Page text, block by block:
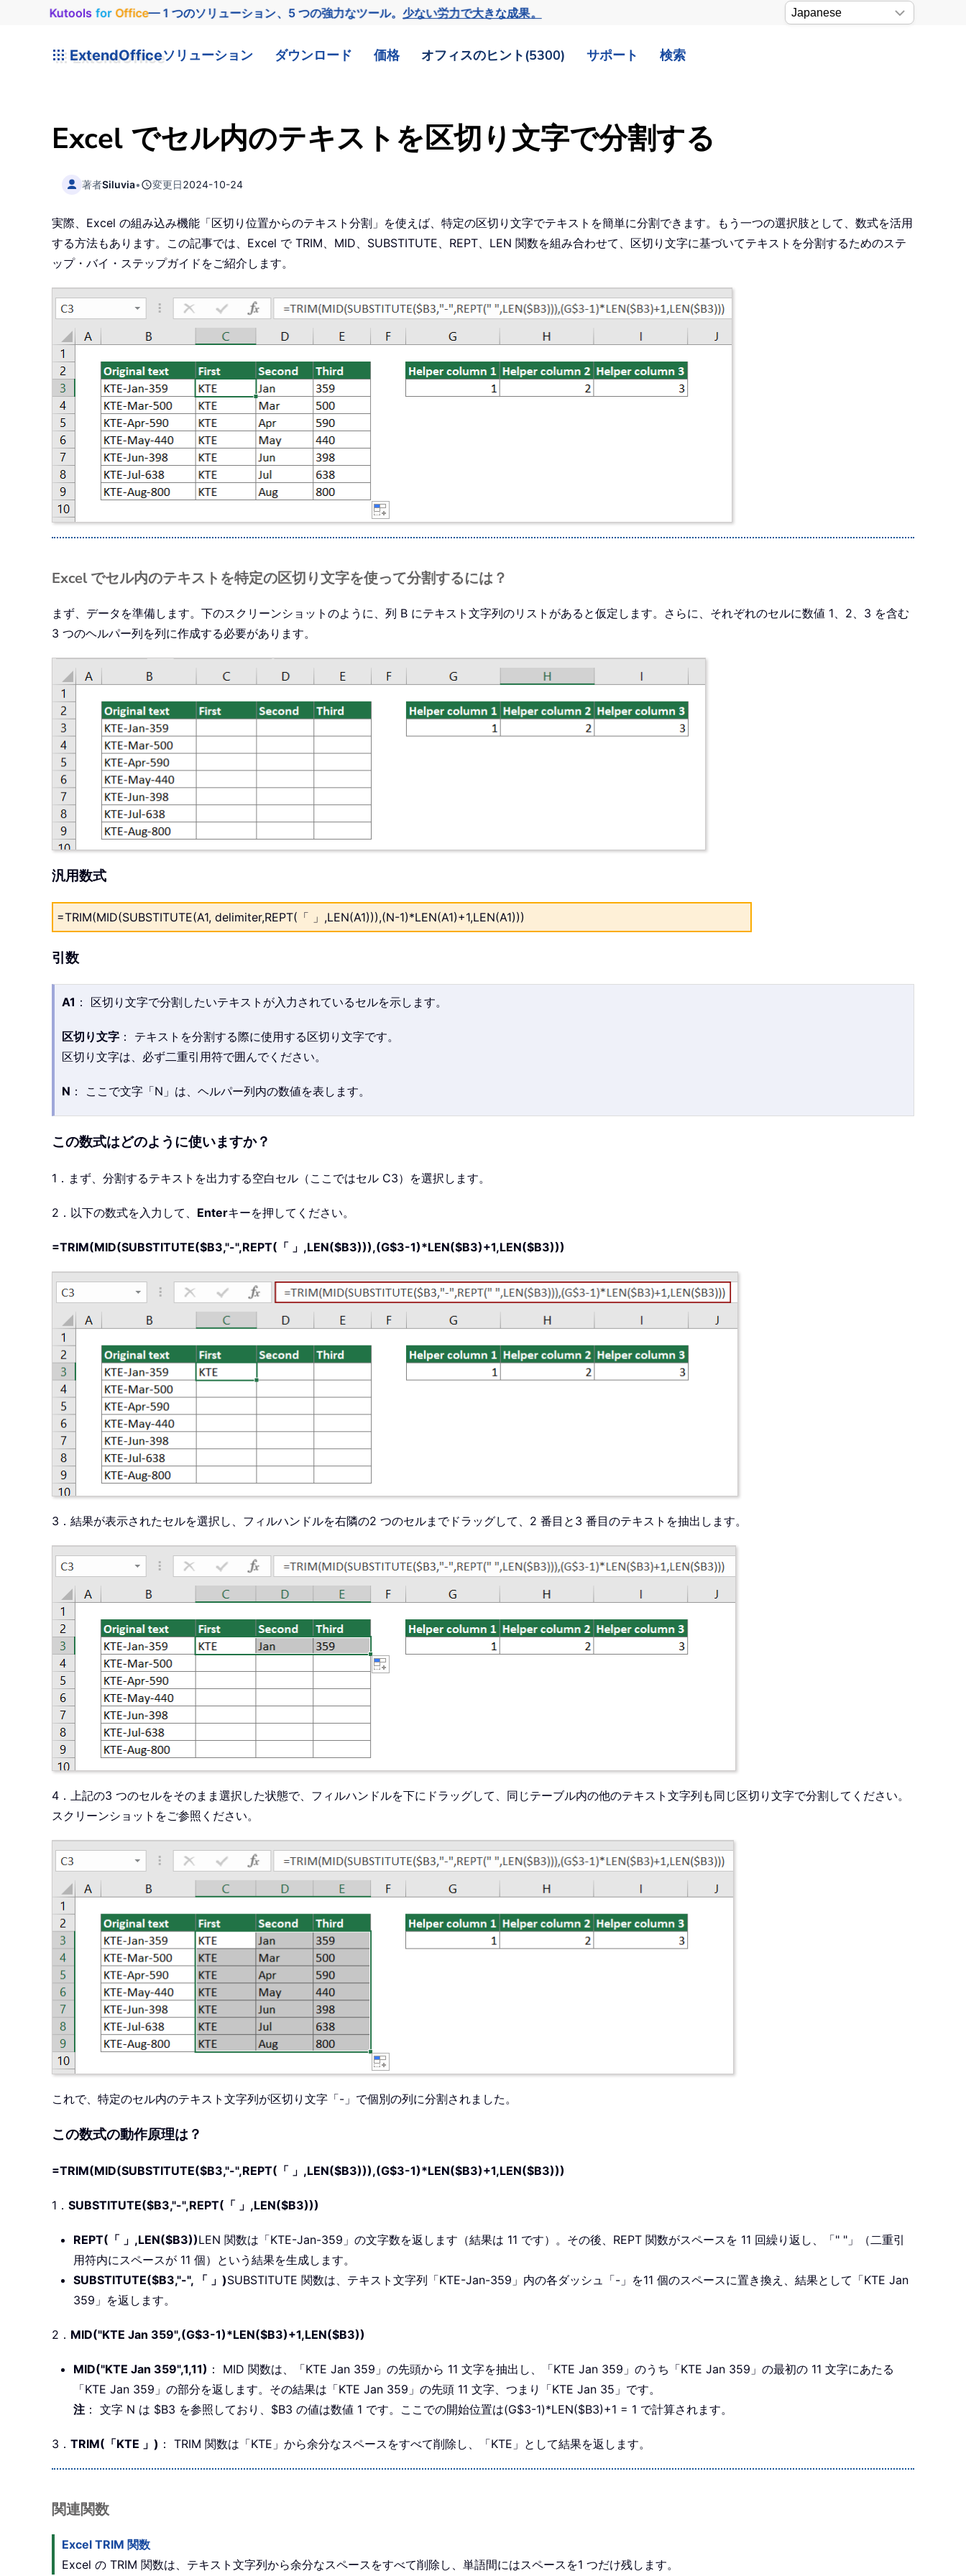
Kutools for Office— 1 つのソリューション、5 つの強力なツール。少ない労力で大きな成果。
ExtendOfficeソリューション ダウンロード 価格 オフィスのヒント(5300) サポート 検索
Excel でセル内のテキストを区切り文字で分割する
著者Siluvia• 変更日2024-10-24
実際、Excel の組み込み機能「区切り位置からのテキスト分割」を使えば、特定の区切り文字でテキストを簡単に分割できます。もう一つの選択肢として、数式を活用
する方法もあります。この記事では、Excel で TRIM、MID、SUBSTITUTE、REPT、LEN 関数を組み合わせて、区切り文字に基づいてテキストを分割するためのステ
ップ・バイ・ステップガイドをご紹介します。
Excel でセル内のテキストを特定の区切り文字を使って分割するには？
まず、データを準備します。下のスクリーンショットのように、列 B にテキスト文字列のリストがあると仮定します。さらに、それぞれのセルに数値 1、2、3 を含む
3 つのヘルパー列を列に作成する必要があります。
汎用数式
=TRIM(MID(SUBSTITUTE(A1, delimiter,REPT(「 」,LEN(A1))),(N-1)*LEN(A1)+1,LEN(A1)))
引数
A1 ： 区切り文字で分割したいテキストが入力されているセルを示します。
区切り文字 ： テキストを分割する際に使用する区切り文字です。
区切り文字は、必ず二重引用符で囲んでください。
N ： ここで文字「N」は、ヘルパー列内の数値を表します。
この数式はどのように使いますか？
1．まず、分割するテキストを出力する空白セル（ここではセル C3）を選択します。
2．以下の数式を入力して、 Enterキーを押してください。
=TRIM(MID(SUBSTITUTE($B3,"-",REPT(「 」,LEN($B3))),(G$3-1)*LEN($B3)+1,LEN($B3)))
3．結果が表示されたセルを選択し、フィルハンドルを右隣の2 つのセルまでドラッグして、2 番目と3 番目のテキストを抽出します。
4．上記の3 つのセルをそのまま選択した状態で、フィルハンドルを下にドラッグして、同じテーブル内の他のテキスト文字列も同じ区切り文字で分割してください。
スクリーンショットをご参照ください。
これで、特定のセル内のテキスト文字列が区切り文字「-」で個別の列に分割されました。
この数式の動作原理は？
=TRIM(MID(SUBSTITUTE($B3,"-",REPT(「 」,LEN($B3))),(G$3-1)*LEN($B3)+1,LEN($B3)))
1． SUBSTITUTE($B3,"-",REPT(「 」,LEN($B3)))
REPT(「 」,LEN($B3))LEN 関数は「KTE-Jan-359」の文字数を返します（結果は 11 です）。その後、REPT 関数がスペースを 11 回繰り返し、「" "」（二重引
用符内にスペースが 11 個）という結果を生成します。
SUBSTITUTE($B3,"-", 「 」)SUBSTITUTE 関数は、テキスト文字列「KTE-Jan-359」内の各ダッシュ「-」を11 個のスペースに置き換え、結果として「KTE Jan
359」を返します。
2． MID("KTE Jan 359",(G$3-1)*LEN($B3)+1,LEN($B3))
MID("KTE Jan 359",1,11) ： MID 関数は、「KTE Jan 359」の先頭から 11 文字を抽出し、「KTE Jan 359」のうち「KTE Jan 359」の最初の 11 文字にあたる
「KTE Jan 359」の部分を返します。その結果は「KTE Jan 359」の先頭 11 文字、つまり「KTE Jan 35」です。
注 ： 文字 N は $B3 を参照しており、$B3 の値は数値 1 です。ここでの開始位置は(G$3-1)*LEN($B3)+1 = 1 で計算されます。
3． TRIM(「KTE 」) ： TRIM 関数は「KTE」から余分なスペースをすべて削除し、「KTE」として結果を返します。
関連関数
Excel TRIM 関数
Excel の TRIM 関数は、テキスト文字列から余分なスペースをすべて削除し、単語間にはスペースを1 つだけ残します。